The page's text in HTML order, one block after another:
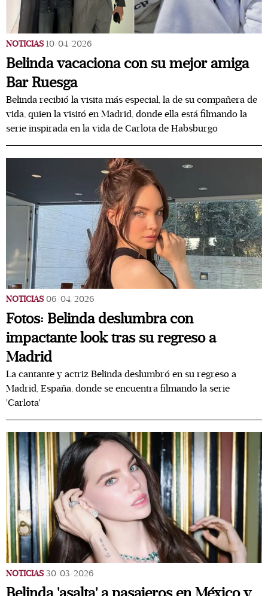
NOTICIAS 10/04/2026
Belinda vacaciona con su mejor amiga
Bar Ruesga
Belinda recibió la visita más especial, la de su compañera de
vida, quien la visitó en Madrid, donde ella está filmando la
serie inspirada en la vida de Carlota de Habsburgo
NOTICIAS 06/04/2026
Fotos: Belinda deslumbra con
impactante look tras su regreso a
Madrid
La cantante y actriz Belinda deslumbró en su regreso a
Madrid, España, donde se encuentra filmando la serie
'Carlota'
NOTICIAS 30/03/2026